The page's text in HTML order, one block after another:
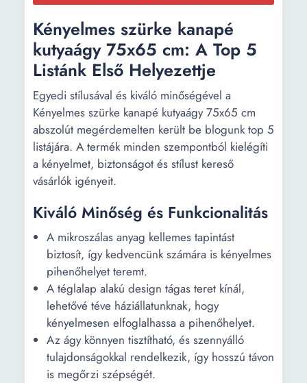
Kényelmes szürke kanapé
kutyaágy 75x65 cm: A Top 5
Listánk Első Helyezettje
Egyedi stílusával és kiváló minőségével a
Kényelmes szürke kanapé kutyaágy 75x65 cm
abszolút megérdemelten került be blogunk top 5
listájára. A termék minden szempontból kielégíti
a kényelmet, biztonságot és stílust kereső
vásárlók igényeit.
Kiváló Minőség és Funkcionalitás
A mikroszálas anyag kellemes tapintást
biztosít, így kedvencünk számára is kényelmes
pihenőhelyet teremt.
A téglalap alakú design tágas teret kínál,
lehetővé téve háziállatunknak, hogy
kényelmesen elfoglalhassa a pihenőhelyet.
Az ágy könnyen tisztítható, és szennyálló
tulajdonságokkal rendelkezik, így hosszú távon
is megőrzi szépségét.